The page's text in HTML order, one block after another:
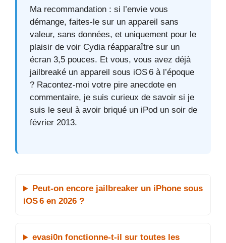
Ma recommandation : si l’envie vous
démange, faites-le sur un appareil sans
valeur, sans données, et uniquement pour le
plaisir de voir Cydia réapparaître sur un
écran 3,5 pouces. Et vous, vous avez déjà
jailbreaké un appareil sous iOS 6 à l’époque
? Racontez-moi votre pire anecdote en
commentaire, je suis curieux de savoir si je
suis le seul à avoir briqué un iPod un soir de
février 2013.
Peut-on encore jailbreaker un iPhone sous
iOS 6 en 2026 ?
evasi0n fonctionne-t-il sur toutes les